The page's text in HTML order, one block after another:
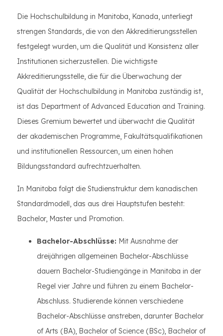
Die Hochschulbildung in Manitoba, Kanada, unterliegt
strengen Standards, die von den Akkreditierungsstellen
festgelegt wurden, um die Qualität und Konsistenz aller
Institutionen sicherzustellen. Die wichtigste
Akkreditierungsstelle, die für die Überwachung der
Qualität der Hochschulbildung in Manitoba zuständig ist,
ist das Department of Advanced Education and Training.
Dieses Gremium bewertet und überwacht die Qualität
der akademischen Programme, Fakultätsqualifikationen
und institutionellen Ressourcen, um einen hohen
Bildungsstandard aufrechtzuerhalten.
In Manitoba folgt die Studienstruktur dem kanadischen
Standardmodell, das aus drei Hauptstufen besteht:
Bachelor, Master und Promotion.
Bachelor-Abschlüsse: Mit Ausnahme der
dreijährigen allgemeinen Bachelor-Abschlüsse
dauern Bachelor-Studiengänge in Manitoba in der
Regel vier Jahre und führen zu einem Bachelor-
Abschluss. Studierende können verschiedene
Bachelor-Abschlüsse anstreben, darunter Bachelor
of Arts (BA), Bachelor of Science (BSc), Bachelor of